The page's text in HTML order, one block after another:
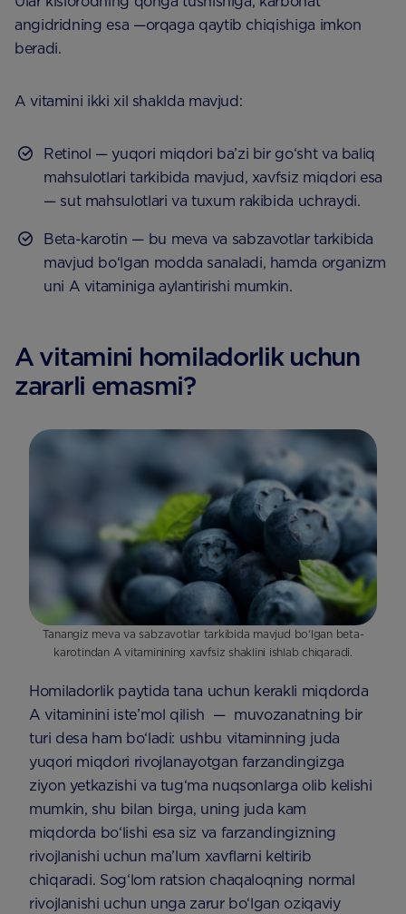
angidridning esa —orqaga qaytib chiqishiga imkon
beradi.
A vitamini ikki xil shaklda mavjud:
Retinol — yuqori miqdori ba’zi bir go‘sht va baliq
mahsulotlari tarkibida mavjud, xavfsiz miqdori esa
— sut mahsulotlari va tuxum rakibida uchraydi.
Beta-karotin — bu meva va sabzavotlar tarkibida
mavjud bo‘lgan modda sanaladi, hamda organizm
uni A vitaminiga aylantirishi mumkin.
A vitamini homiladorlik uchun
zararli emasmi?
Tanangiz meva va sabzavotlar tarkibida mavjud bo‘lgan beta-
karotindan A vitaminining xavfsiz shaklini ishlab chiqaradi.
Homiladorlik paytida tana uchun kerakli miqdorda
A vitaminini iste’mol qilish — muvozanatning bir
turi desa ham bo‘ladi: ushbu vitaminning juda
yuqori miqdori rivojlanayotgan farzandingizga
ziyon yetkazishi va tug‘ma nuqsonlarga olib kelishi
mumkin, shu bilan birga, uning juda kam
miqdorda bo‘lishi esa siz va farzandingizning
rivojlanishi uchun ma’lum xavflarni keltirib
chiqaradi. Sog‘lom ratsion chaqaloqning normal
rivojlanishi uchun unga zarur bo‘lgan oziqaviy